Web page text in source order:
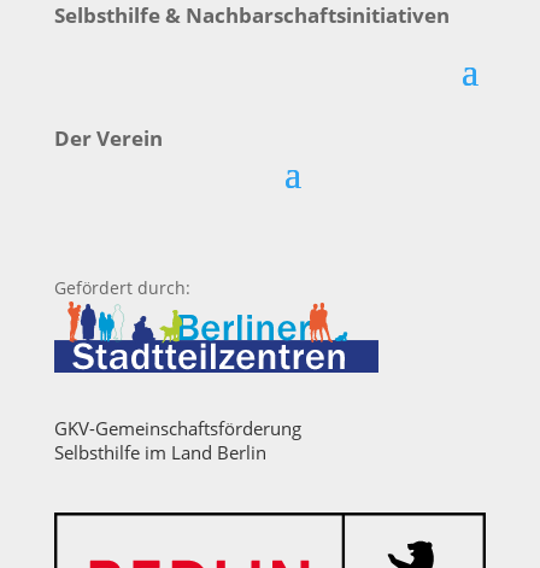
Selbsthilfe & Nachbarschaftsinitiativen
Der Verein
Gefördert durch:
GKV-Gemeinschaftsförderung
Selbsthilfe im Land Berlin